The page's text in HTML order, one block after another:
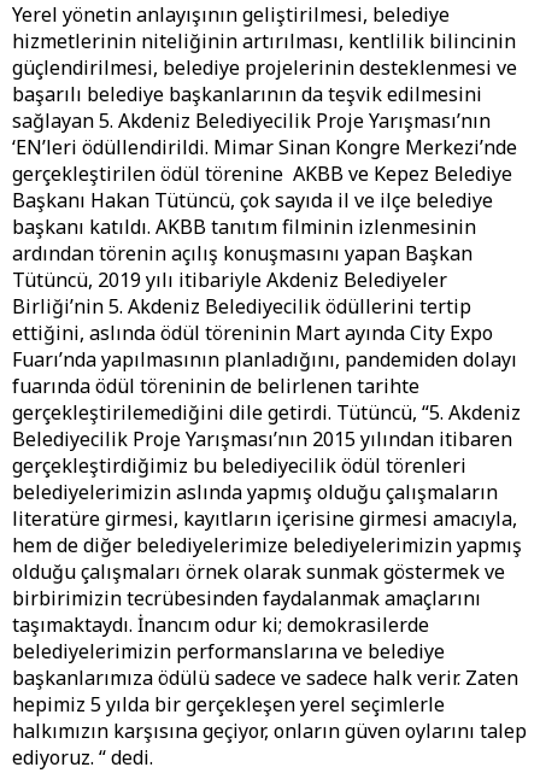
Yerel yönetin anlayışının geliştirilmesi, belediye
hizmetlerinin niteliğinin artırılması, kentlilik bilincinin
güçlendirilmesi, belediye projelerinin desteklenmesi ve
başarılı belediye başkanlarının da teşvik edilmesini
sağlayan 5. Akdeniz Belediyecilik Proje Yarışması’nın
‘EN’leri ödüllendirildi. Mimar Sinan Kongre Merkezi’nde
gerçekleştirilen ödül törenine AKBB ve Kepez Belediye
Başkanı Hakan Tütüncü, çok sayıda il ve ilçe belediye
başkanı katıldı. AKBB tanıtım filminin izlenmesinin
ardından törenin açılış konuşmasını yapan Başkan
Tütüncü, 2019 yılı itibariyle Akdeniz Belediyeler
Birliği’nin 5. Akdeniz Belediyecilik ödüllerini tertip
ettiğini, aslında ödül töreninin Mart ayında City Expo
Fuarı’nda yapılmasının planladığını, pandemiden dolayı
fuarında ödül töreninin de belirlenen tarihte
gerçekleştirilemediğini dile getirdi. Tütüncü, “5. Akdeniz
Belediyecilik Proje Yarışması’nın 2015 yılından itibaren
gerçekleştirdiğimiz bu belediyecilik ödül törenleri
belediyelerimizin aslında yapmış olduğu çalışmaların
literatüre girmesi, kayıtların içerisine girmesi amacıyla,
hem de diğer belediyelerimize belediyelerimizin yapmış
olduğu çalışmaları örnek olarak sunmak göstermek ve
birbirimizin tecrübesinden faydalanmak amaçlarını
taşımaktaydı. İnancım odur ki; demokrasilerde
belediyelerimizin performanslarına ve belediye
başkanlarımıza ödülü sadece ve sadece halk verir. Zaten
hepimiz 5 yılda bir gerçekleşen yerel seçimlerle
halkımızın karşısına geçiyor, onların güven oylarını talep
ediyoruz. “ dedi.